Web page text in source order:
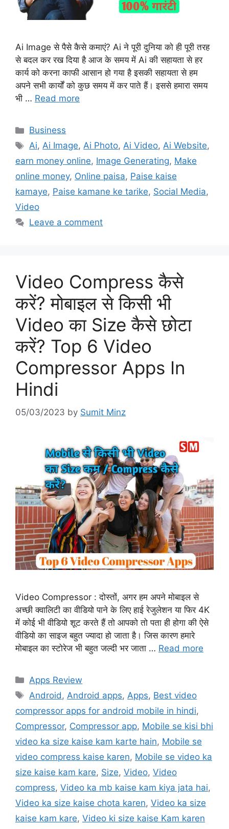
Ai Image से पैसे कैसे कमाएं? Ai ने पूरी दुनिया को ही पूरी तरह
से बदल कर रख दिया है आज के समय में Ai की सहायता से हर
कार्य को करना काफी आसान हो गया है इसकी सहायता से हम
अपने सभी कार्यों को कुछ समय में कर पाते हैं। इससे हमारा समय
भी … Read more
Categories
Business
Tags
Ai,Ai Image,Ai Photo,Ai Video,Ai Website,
earn money online, Image Generating, Make
online money, Online paisa, Paise kaise
kamaye, Paise kamane ke tarike, Social Media,
Video
Leave a comment
Video Compress कैसे
करें? मोबाइल से किसी भी
Video का Size कैसे छोटा
करें? Top 6 Video
Compressor Apps In
Hindi
05/03/2023 by Sumit Minz
Video Compressor : दोस्तों, अगर हम अपने मोबाइल से
अच्छी क्वालिटी का वीडियो पाने के लिए हाई रेजुलेशन या फिर 4K
में कोई भी वीडियो शूट करते हैं तो आपको तो पता ही होगा की ऐसे
वीडियो का साइज बहुत ज्यादा हो जाता है। जिस कारण हमारे
मोबाइल का स्टोरेज भी बहुत जल्दी भर जाता … Read more
Categories
Apps Review
Tags
Android , Android apps, Apps, Best video
compressor apps for android mobile in hindi,
Compressor, Compressor app, Mobile se kisi bhi
video ka size kaise kam karte hain, Mobile se
video compress kaise karen, Mobile se video ka
size kaise kam kare, Size, Video, Video
compress, Video ka mb kaise kam kiya jata hai,
Video ka size kaise chota karen, Video ka size
kaise kam kare, Video ki size kaise Kam karen